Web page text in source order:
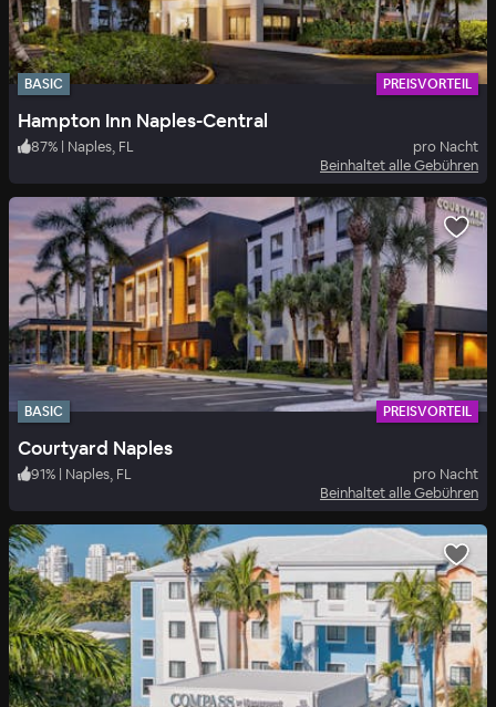
BASIC PREISVORTEIL
Hampton Inn Naples-Central
87% | Naples, FL
pro Nacht
Beinhaltet alle Gebühren
BASIC PREISVORTEIL
Courtyard Naples
91% | Naples, FL
pro Nacht
Beinhaltet alle Gebühren